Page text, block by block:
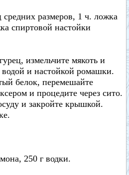
размеров, 1 ч. ложка
спиртовой настойки
измельчите мякоть и
и настойкой ромашки.
белок, перемешайте
и процедите через сито.
и закройте крышкой.
250 г водки.